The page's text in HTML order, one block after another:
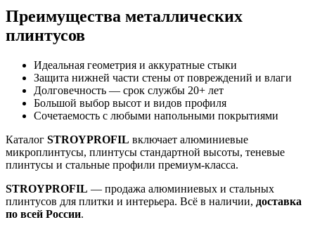
Преимущества металлических
плинтусов
Идеальная геометрия и аккуратные стыки
Защита нижней части стены от повреждений и влаги
Долговечность — срок службы 20+ лет
Большой выбор высот и видов профиля
Сочетаемость с любыми напольными покрытиями
Каталог STROYPROFIL включает алюминиевые
микроплинтусы, плинтусы стандартной высоты, теневые
плинтусы и стальные профили премиум-класса.
STROYPROFIL — продажа алюминиевых и стальных
плинтусов для плитки и интерьера. Всё в наличии, доставка
по всей России.